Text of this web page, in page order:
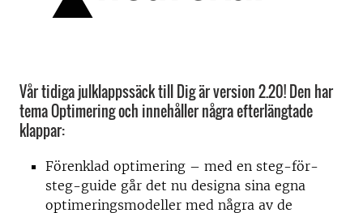
Vår tidiga julklappssäck till Dig är version 2.20! Den har
tema Optimering och innehåller några efterlängtade
klappar:
Förenklad optimering – med en steg-för-
steg-guide går det nu designa sina egna
optimeringsmodeller med några av de